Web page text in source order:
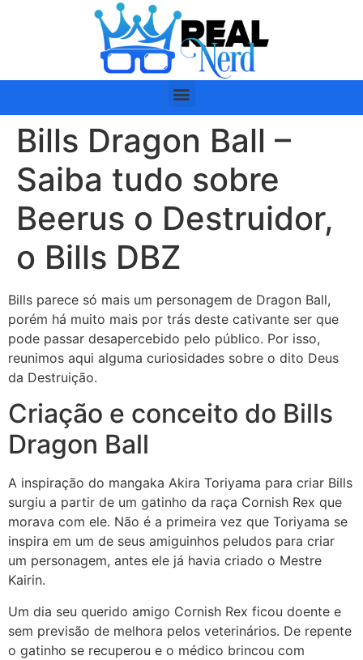
Bills Dragon Ball –
Saiba tudo sobre
Beerus o Destruidor,
o Bills DBZ
Bills parece só mais um personagem de Dragon Ball,
porém há muito mais por trás deste cativante ser que
pode passar desapercebido pelo público. Por isso,
reunimos aqui alguma curiosidades sobre o dito Deus
da Destruição.
Criação e conceito do Bills
Dragon Ball
A inspiração do mangaka Akira Toriyama para criar Bills
surgiu a partir de um gatinho da raça Cornish Rex que
morava com ele. Não é a primeira vez que Toriyama se
inspira em um de seus amiguinhos peludos para criar
um personagem, antes ele já havia criado o Mestre
Kairin.
Um dia seu querido amigo Cornish Rex ficou doente e
sem previsão de melhora pelos veterinários. De repente
o gatinho se recuperou e o médico brincou com